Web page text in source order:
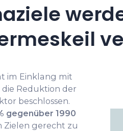
im Einklang mit
Reduktion der
beschlossen.
gegenüber 1990
Zielen gerecht zu